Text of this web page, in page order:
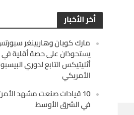
أخر الأخبار
مارك كوبان وهاربينغر سبورتس
يستحوذان على حصة أقلية
أثليتيكس التابع لدوري
الأمريكي
10 قيادات صنعت مشهد
في الشرق الأوسط